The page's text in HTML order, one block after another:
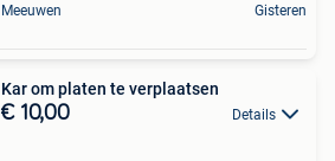
Meeuwen Gisteren
Kar om platen te verplaatsen
€ 10,00 Details